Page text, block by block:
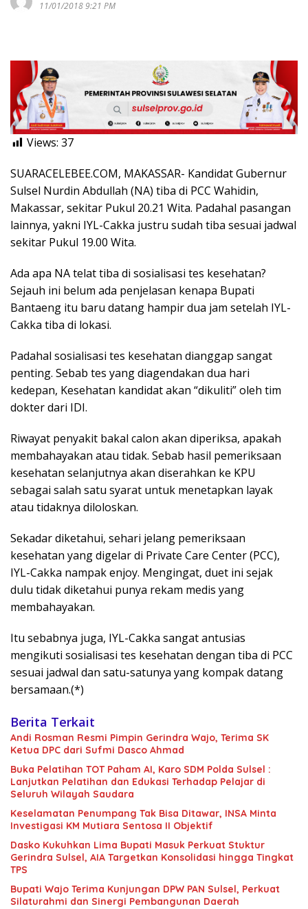
11/01/2018 9:21 PM
Views: 37
SUARACELEBEE.COM, MAKASSAR- Kandidat Gubernur
Sulsel Nurdin Abdullah (NA) tiba di PCC Wahidin,
Makassar, sekitar Pukul 20.21 Wita. Padahal pasangan
lainnya, yakni IYL-Cakka justru sudah tiba sesuai jadwal
sekitar Pukul 19.00 Wita.
Ada apa NA telat tiba di sosialisasi tes kesehatan?
Sejauh ini belum ada penjelasan kenapa Bupati
Bantaeng itu baru datang hampir dua jam setelah IYL-
Cakka tiba di lokasi.
Padahal sosialisasi tes kesehatan dianggap sangat
penting. Sebab tes yang diagendakan dua hari
kedepan, Kesehatan kandidat akan “dikuliti” oleh tim
dokter dari IDI.
Riwayat penyakit bakal calon akan diperiksa, apakah
membahayakan atau tidak. Sebab hasil pemeriksaan
kesehatan selanjutnya akan diserahkan ke KPU
sebagai salah satu syarat untuk menetapkan layak
atau tidaknya diloloskan.
Sekadar diketahui, sehari jelang pemeriksaan
kesehatan yang digelar di Private Care Center (PCC),
IYL-Cakka nampak enjoy. Mengingat, duet ini sejak
dulu tidak diketahui punya rekam medis yang
membahayakan.
Itu sebabnya juga, IYL-Cakka sangat antusias
mengikuti sosialisasi tes kesehatan dengan tiba di PCC
sesuai jadwal dan satu-satunya yang kompak datang
bersamaan.(*)
Berita Terkait
Andi Rosman Resmi Pimpin Gerindra Wajo, Terima SK
Ketua DPC dari Sufmi Dasco Ahmad
Buka Pelatihan TOT Paham AI, Karo SDM Polda Sulsel :
Lanjutkan Pelatihan dan Edukasi Terhadap Pelajar di
Seluruh Wilayah Saudara
Keselamatan Penumpang Tak Bisa Ditawar, INSA Minta
Investigasi KM Mutiara Sentosa II Objektif
Dasko Kukuhkan Lima Bupati Masuk Perkuat Stuktur
Gerindra Sulsel, AIA Targetkan Konsolidasi hingga Tingkat
TPS
Bupati Wajo Terima Kunjungan DPW PAN Sulsel, Perkuat
Silaturahmi dan Sinergi Pembangunan Daerah